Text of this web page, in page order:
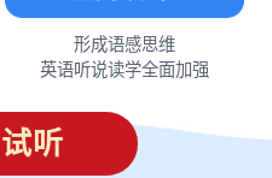
形成语感思维
英语听说读学全面加强
听